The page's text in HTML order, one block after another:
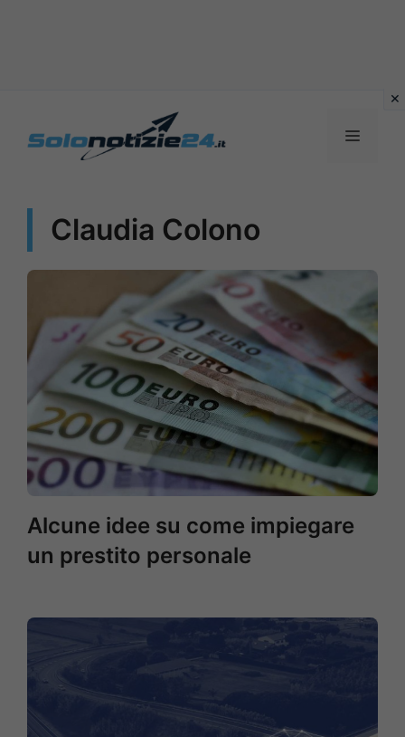
MENU
Claudia Colono
Alcune idee su come impiegare
un prestito personale